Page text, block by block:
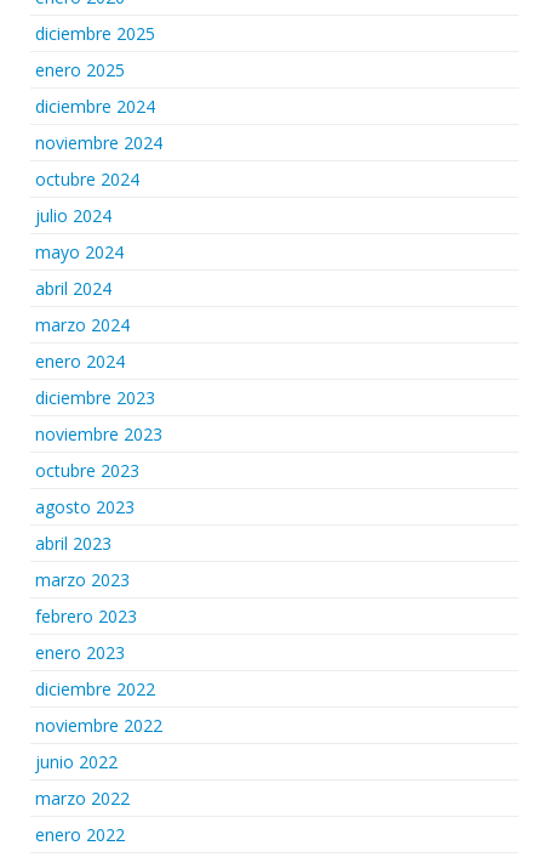
diciembre 2025
enero 2025
diciembre 2024
noviembre 2024
octubre 2024
julio 2024
mayo 2024
abril 2024
marzo 2024
enero 2024
diciembre 2023
noviembre 2023
octubre 2023
agosto 2023
abril 2023
marzo 2023
febrero 2023
enero 2023
diciembre 2022
noviembre 2022
junio 2022
marzo 2022
enero 2022